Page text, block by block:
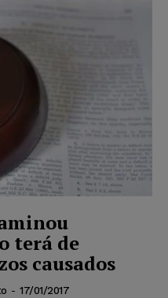
terá de
causados
- 17/01/2017